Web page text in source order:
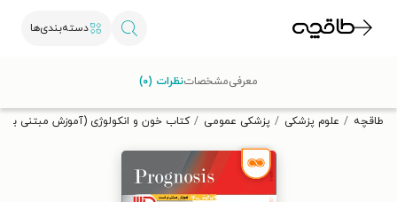
دسته‌بندی‌ها
تخفیف از طاقچه دریافت کن.
طاقچه علوم پزشکی پزشکی عمومی کتاب خون و انکولوژی (آموزش مبتنی
معرفیمشخصاتنظرات (۰)